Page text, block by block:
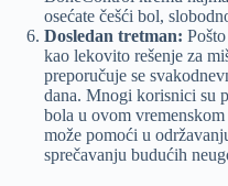
osećate češći bol,
Dosledan tretman:
kao lekovito rešenje za
preporučuje se
dana. Mnogi korisnici su
bola u ovom
može pomoći u
sprečavanju budućih